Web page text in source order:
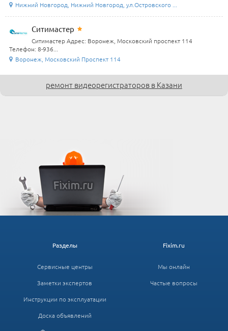
Нижний Новгород, Нижний Новгород, ул.Островского ...
Ситимастер
Ситимастер Адрес: Воронеж, Московский проспект 114
Телефон: 8-936...
Воронеж, Московский Проспект 114
ремонт видеорегистраторов в Казани
Fixim.ru
Мы онлайн
Частые вопросы
Разделы
Сервисные центры
Заметки экспертов
Инструкции по эксплуатации
Доска объявлений